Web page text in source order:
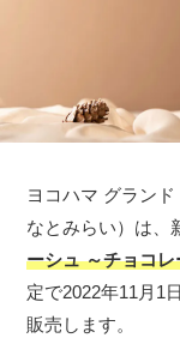
ヨコハマ グラン
なとみらい）は、
ーシュ ～チョコ
定で2022年11月1
販売します。